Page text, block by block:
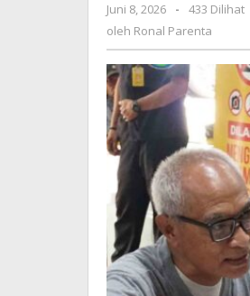
Juni 8, 2026
oleh
Ronal
-
433 Dilihat
oleh Ronal Parenta